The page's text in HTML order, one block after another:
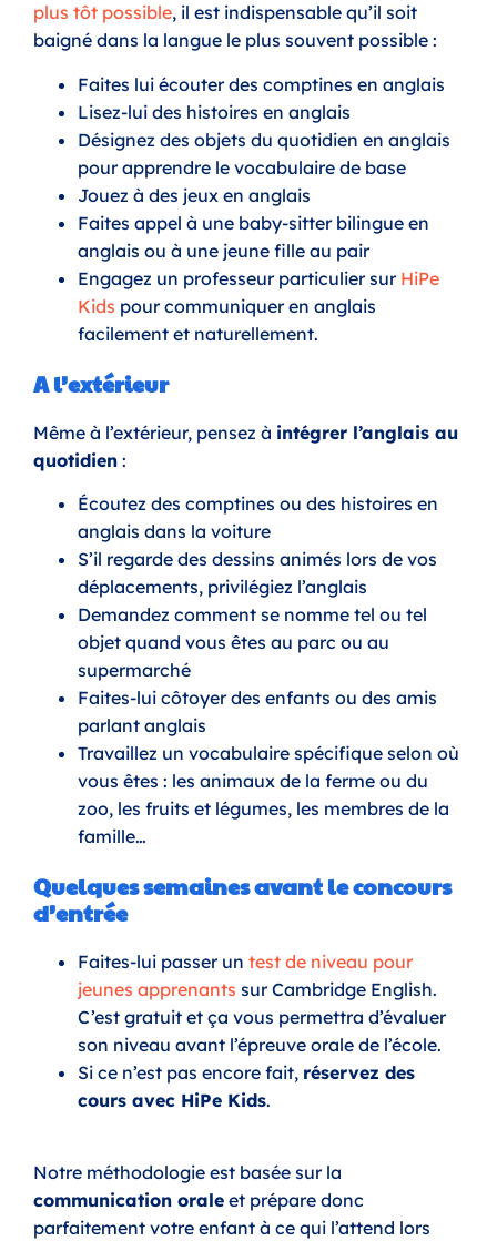
plus tôt possible, il est indispensable qu’il soit
baigné dans la langue le plus souvent possible :
Faites lui écouter des comptines en anglais
Lisez-lui des histoires en anglais
Désignez des objets du quotidien en anglais
pour apprendre le vocabulaire de base
Jouez à des jeux en anglais
Faites appel à une baby-sitter bilingue en
anglais ou à une jeune fille au pair
Engagez un professeur particulier sur HiPe
Kids pour communiquer en anglais
facilement et naturellement.
A l’extérieur
Même à l’extérieur, pensez à intégrer l’anglais au
quotidien :
Écoutez des comptines ou des histoires en
anglais dans la voiture
S’il regarde des dessins animés lors de vos
déplacements, privilégiez l’anglais
Demandez comment se nomme tel ou tel
objet quand vous êtes au parc ou au
supermarché
Faites-lui côtoyer des enfants ou des amis
parlant anglais
Travaillez un vocabulaire spécifique selon où
vous êtes : les animaux de la ferme ou du
zoo, les fruits et légumes, les membres de la
famille…
Quelques semaines avant le concours
d’entrée
Faites-lui passer un test de niveau pour
jeunes apprenants sur Cambridge English.
C’est gratuit et ça vous permettra d’évaluer
son niveau avant l’épreuve orale de l’école.
Si ce n’est pas encore fait, réservez des
cours avec HiPe Kids.
Notre méthodologie est basée sur la
communication orale et prépare donc
parfaitement votre enfant à ce qui l’attend lors